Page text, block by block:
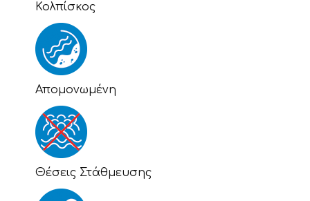
Κολπίσκος
Απομονωμένη
Θέσεις Στάθμευσης